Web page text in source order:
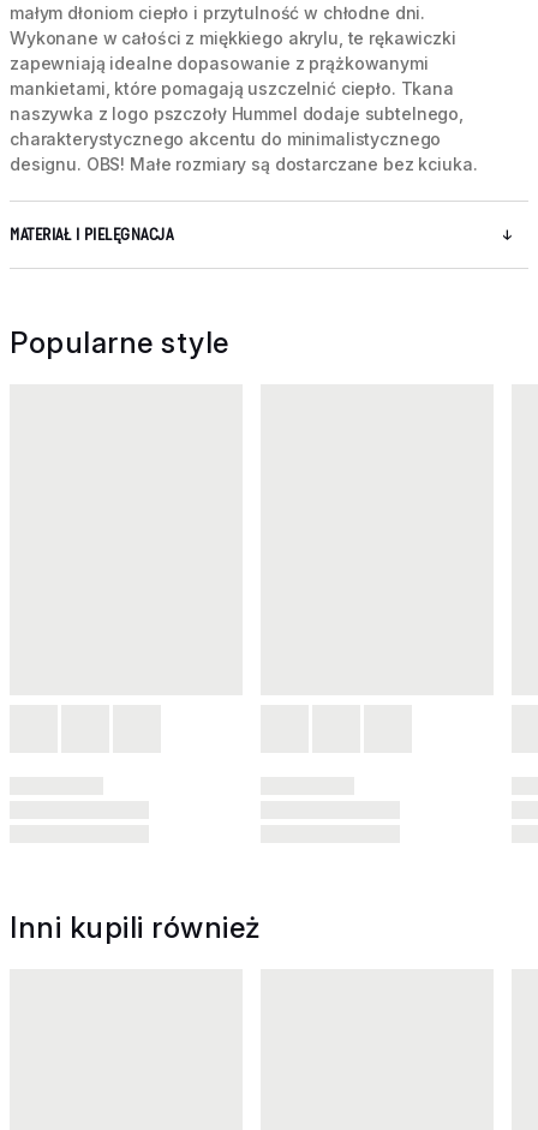
małym dłoniom ciepło i przytulność w chłodne dni.
Wykonane w całości z miękkiego akrylu, te rękawiczki
zapewniają idealne dopasowanie z prążkowanymi
mankietami, które pomagają uszczelnić ciepło. Tkana
naszywka z logo pszczoły Hummel dodaje subtelnego,
charakterystycznego akcentu do minimalistycznego
designu. OBS! Małe rozmiary są dostarczane bez kciuka.
MATERIAŁ I PIELĘGNACJA
Popularne style
Inni kupili również